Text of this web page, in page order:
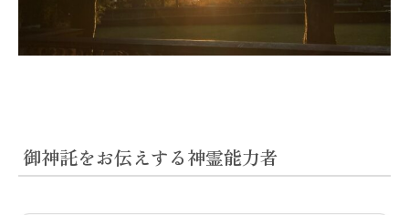
御神託をお伝えする神霊能力者